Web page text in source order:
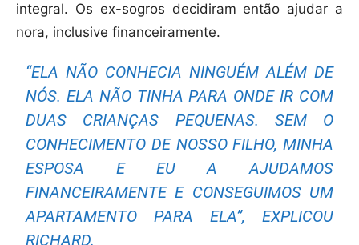
integral. Os ex-sogros decidiram então ajudar a
nora, inclusive financeiramente.
“ELA NÃO CONHECIA NINGUÉM ALÉM DE
NÓS. ELA NÃO TINHA PARA ONDE IR COM
DUAS CRIANÇAS PEQUENAS. SEM O
CONHECIMENTO DE NOSSO FILHO, MINHA
ESPOSA E EU A AJUDAMOS
FINANCEIRAMENTE E CONSEGUIMOS UM
APARTAMENTO PARA ELA”, EXPLICOU
RICHARD.